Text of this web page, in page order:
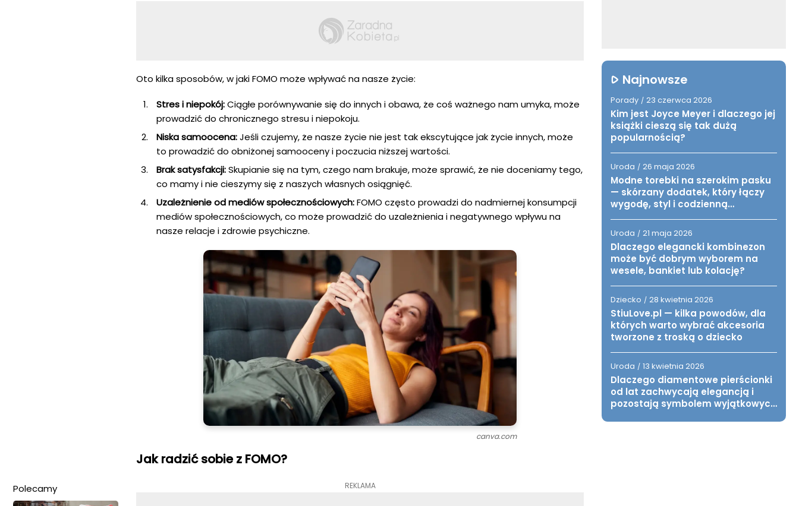
Oto kilka sposobów, w jaki FOMO może wpływać na nasze życie:
Stres i niepokój:Ciągłe porównywanie się do innych i obawa, że coś ważnego nam umyka, może
prowadzić do chronicznego stresu i niepokoju.
Niska samoocena:Jeśli czujemy, że nasze życie nie jest tak ekscytujące jak życie innych, może
to prowadzić do obniżonej samooceny i poczucia niższej wartości.
Brak satysfakcji:Skupianie się na tym, czego nam brakuje, może sprawić, że nie doceniamy tego,
co mamy i nie cieszymy się z naszych własnych osiągnięć.
Uzależnienie od mediów społecznościowych:FOMO często prowadzi do nadmiernej konsumpcji
mediów społecznościowych, co może prowadzić do uzależnienia i negatywnego wpływu na
nasze relacje i zdrowie psychiczne.
canva.com
Jak radzić sobie z FOMO?
REKLAMA
Polecamy
Najnowsze
Porady / 23 czerwca 2026
Kim jest Joyce Meyer i dlaczego jej
książki cieszą się tak dużą
popularnością?
Uroda / 26 maja 2026
Modne torebki na szerokim pasku
— skórzany dodatek, który łączy
wygodę, styl i codzienną
Uroda / 21 maja 2026
Dlaczego elegancki kombinezon
może być dobrym wyborem na
wesele, bankiet lub kolację?
Dziecko / 28 kwietnia 2026
StiuLove.pl — kilka powodów, dla
których warto wybrać akcesoria
tworzone z troską o dziecko
Uroda / 13 kwietnia 2026
Dlaczego diamentowe pierścionki
od lat zachwycają elegancją i
pozostają symbolem wyjątkowych